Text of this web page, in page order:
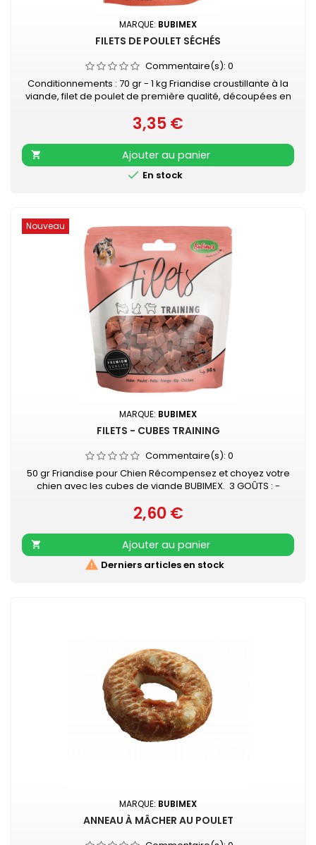
MARQUE: BUBIMEX
FILETS DE POULET SÉCHÉS
Commentaire(s): 0
Conditionnements : 70 gr - 1 kg Friandise croustillante à la
viande, filet de poulet de première qualité, découpées en
tolérées par tous les chiens. - Faible teneur en matière
grasse - Haute valeur protéique - Sans gluten - Sachet
refermable
Prix
3,35 €

Ajouter au panier
 En stock
Nouveau
MARQUE: BUBIMEX
FILETS - CUBES TRAINING
Commentaire(s): 0
50 gr Friandise pour Chien Récompensez et choyez votre
chien avec les cubes de viande BUBIMEX. 3 GOÛTS : -
Prix
2,60 €

Ajouter au panier
 Derniers articles en stock
MARQUE: BUBIMEX
ANNEAU À MÂCHER AU POULET